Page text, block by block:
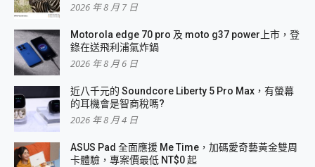
2026 年 8 月 7 日
Motorola edge 70 pro 及 moto g37 power上市，登
錄在送飛利浦氣炸鍋
2026 年 8 月 6 日
近八千元的 Soundcore Liberty 5 Pro Max，有螢幕
的耳機會是智商稅嗎?
2026 年 8 月 4 日
ASUS Pad 全面應援 Me Time，加碼愛奇藝黃金雙周
卡體驗，專案價最低 NT$0 起